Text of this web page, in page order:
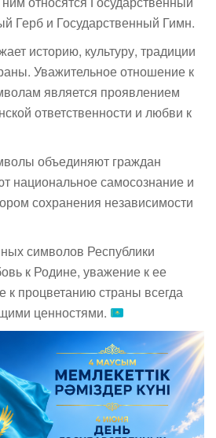
Герб и Государственный Гимн.
историю, культуру, традиции
Уважительное отношение к
является проявлением
ответственности и любви к
объединяют граждан
национальное самосознание и
сохранения независимости
символов Республики
к Родине, уважение к ее
к процветанию страны всегда
ценностями.